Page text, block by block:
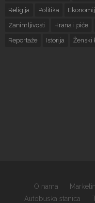
Religija Politika
Zanimljivosti Hrana i piće
Reportaže Istorija Ženski
O nama
Autobuska stanica